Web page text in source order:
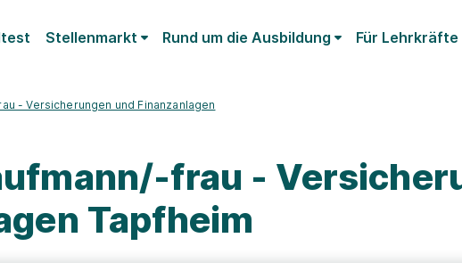
Stellenmarkt Rund um die Ausbildung Für Lehrkräfte
- Versicherungen und Finanzanlagen
frau -
Tapfheim